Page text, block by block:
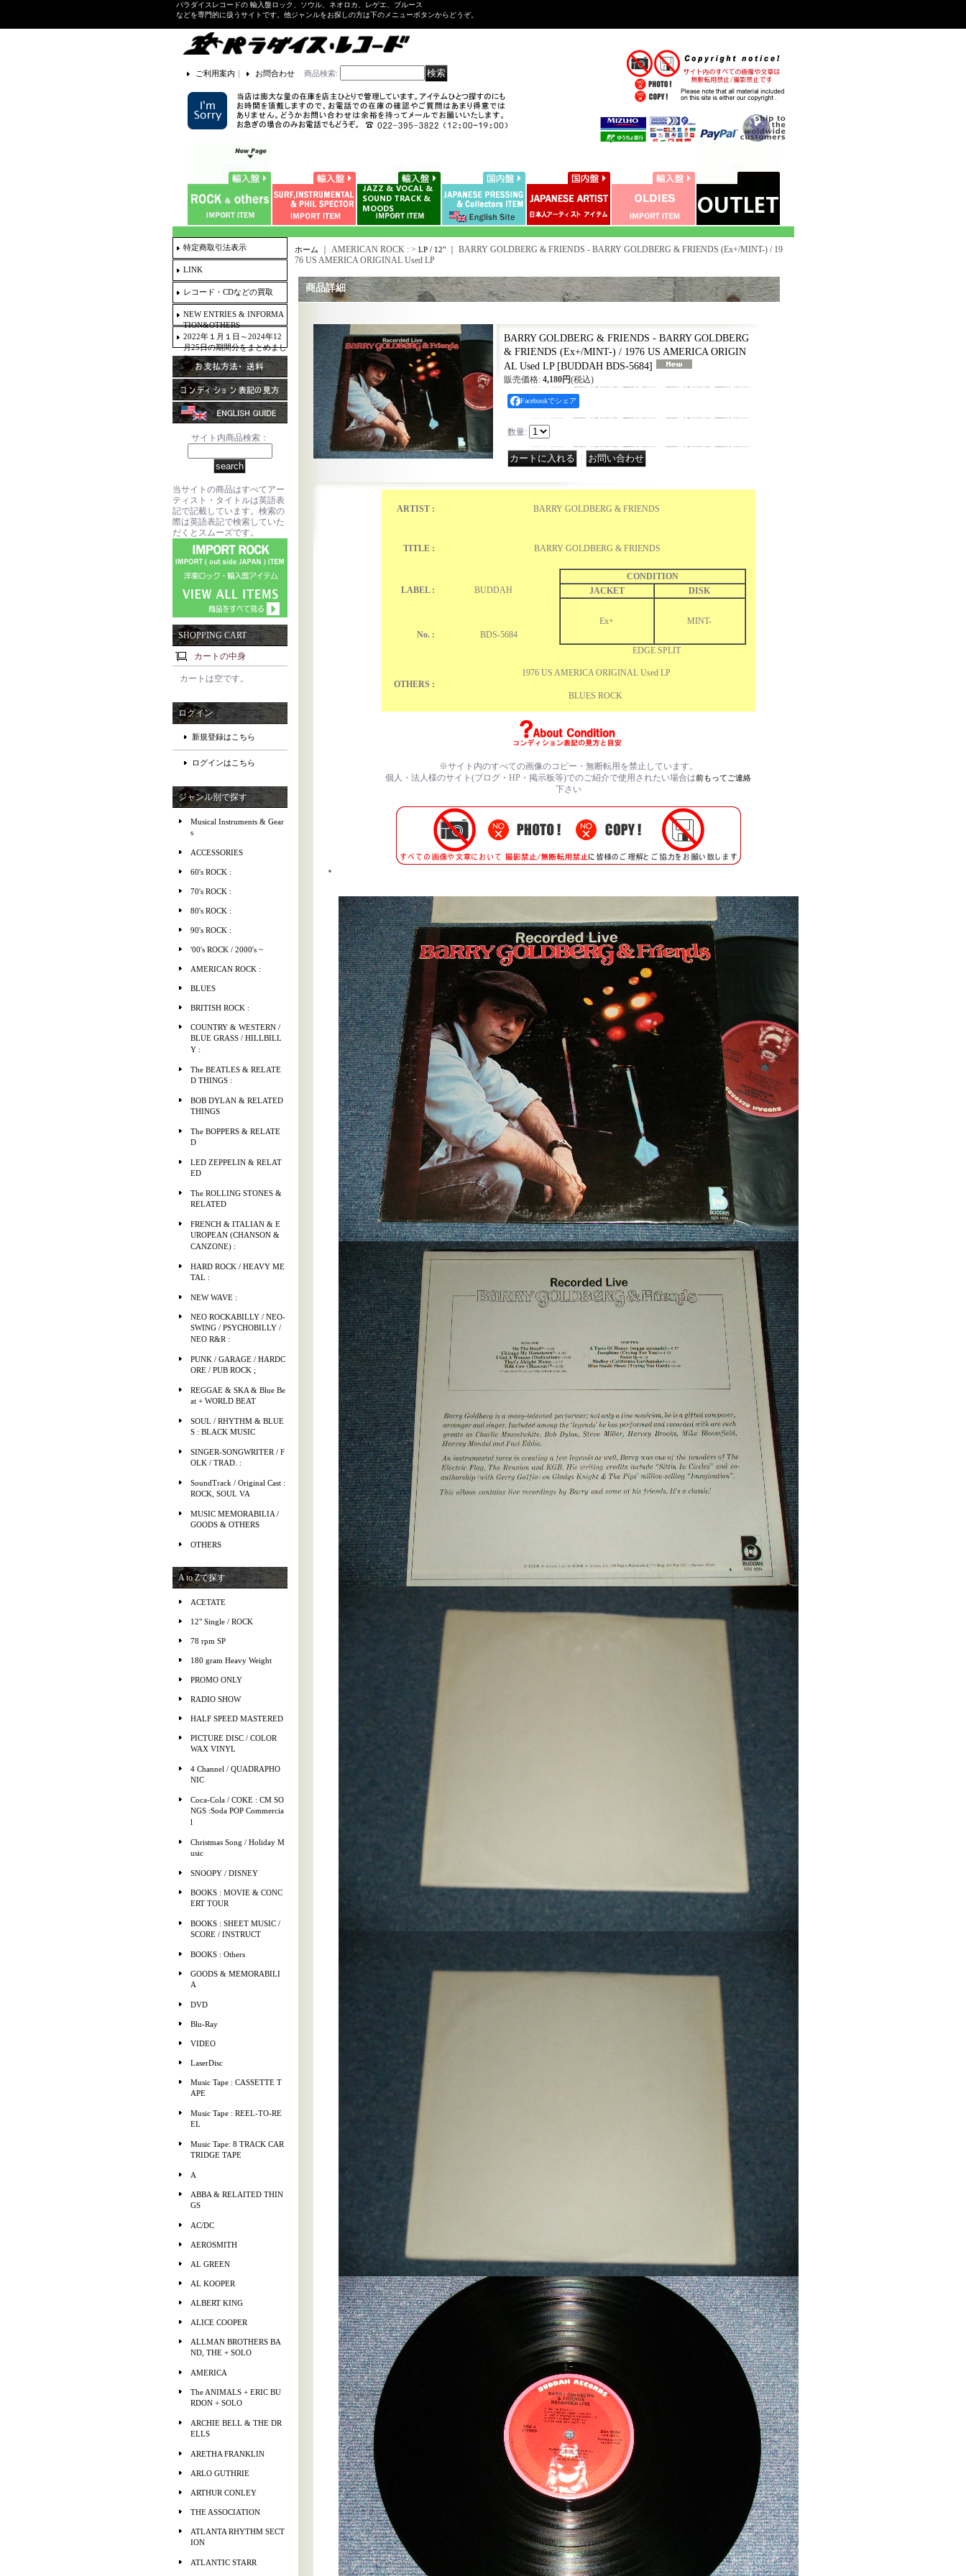
パラダイスレコードの 輸入盤ロック、ソウル、ネオロカ、レゲエ、ブルース
などを専門的に扱うサイトです。他ジャンルをお探しの方は下のメニューボタンからどうぞ。
ご利用案内 ｜ お問合わせ 商品検索:
特定商取引法表示
LINK
レコード・CDなどの買取
NEW ENTRIES & INFORMA
TION&OTHERS
2022年１月１日～2024年12
月25日の期間分をまとめまし
た。
サイト内商品検索：
当サイトの商品はすべてアー
ティスト・タイトルは英語表
記で記載しています。検索の
際は英語表記で検索していた
だくとスムーズです。
SHOPPING CART
カートの中身
カートは空です。
ログイン
新規登録はこちら
ログインはこちら
ジャンル別で探す
Musical Instruments & Gear
s
ACCESSORIES
60's ROCK :
70's ROCK :
80's ROCK :
90's ROCK :
'00's ROCK / 2000's ~
AMERICAN ROCK :
BLUES
BRITISH ROCK :
COUNTRY & WESTERN /
BLUE GRASS / HILLBILL
Y :
The BEATLES & RELATE
D THINGS :
BOB DYLAN & RELATED
THINGS
The BOPPERS & RELATE
D
LED ZEPPELIN & RELAT
ED
The ROLLING STONES &
RELATED
FRENCH & ITALIAN & E
UROPEAN (CHANSON &
CANZONE) :
HARD ROCK / HEAVY ME
TAL :
NEW WAVE :
NEO ROCKABILLY / NEO-
SWING / PSYCHOBILLY /
NEO R&R :
PUNK / GARAGE / HARDC
ORE / PUB ROCK ;
REGGAE & SKA & Blue Be
at + WORLD BEAT
SOUL / RHYTHM & BLUE
S : BLACK MUSIC
SINGER-SONGWRITER / F
OLK / TRAD. :
SoundTrack / Original Cast :
ROCK, SOUL VA
MUSIC MEMORABILIA /
GOODS & OTHERS
OTHERS
A to Zで探す
ACETATE
12" Single / ROCK
78 rpm SP
180 gram Heavy Weight
PROMO ONLY
RADIO SHOW
HALF SPEED MASTERED
PICTURE DISC / COLOR
WAX VINYL
4 Channel / QUADRAPHO
NIC
Coca-Cola / COKE : CM SO
NGS :Soda POP Commercia
l
Christmas Song / Holiday M
usic
SNOOPY / DISNEY
BOOKS : MOVIE & CONC
ERT TOUR
BOOKS : SHEET MUSIC /
SCORE / INSTRUCT
BOOKS : Others
GOODS & MEMORABILI
A
DVD
Blu-Ray
VIDEO
LaserDisc
Music Tape : CASSETTE T
APE
Music Tape : REEL-TO-RE
EL
Music Tape: 8 TRACK CAR
TRIDGE TAPE
A
ABBA & RELAITED THIN
GS
AC/DC
AEROSMITH
AL GREEN
AL KOOPER
ALBERT KING
ALICE COOPER
ALLMAN BROTHERS BA
ND, THE + SOLO
AMERICA
The ANIMALS + ERIC BU
RDON + SOLO
ARCHIE BELL & THE DR
ELLS
ARETHA FRANKLIN
ARLO GUTHRIE
ARTHUR CONLEY
THE ASSOCIATION
ATLANTA RHYTHM SECT
ION
ATLANTIC STARR
ホーム ｜ AMERICAN ROCK : > LP / 12"｜ BARRY GOLDBERG & FRIENDS - BARRY GOLDBERG & FRIENDS (Ex+/MINT-) / 19
76 US AMERICA ORIGINAL Used LP
商品詳細
BARRY GOLDBERG & FRIENDS - BARRY GOLDBERG
& FRIENDS (Ex+/MINT-) / 1976 US AMERICA ORIGIN
AL Used LP [BUDDAH BDS-5684]
販売価格: 4,180円(税込)
Facebookでシェア
数量:
ARTIST : BARRY GOLDBERG & FRIENDS
TITLE : BARRY GOLDBERG & FRIENDS
LABEL : BUDDAH
CONDITION
JACKET
DISK
Ex+ MINT-
EDGE SPLIT
No. : BDS-5684
OTHERS :
1976 US AMERICA ORIGINAL Used LP
BLUES ROCK
※サイト内のすべての画像のコピー・無断転用を禁止しています。
個人・法人様のサイト(ブログ・HP・掲示板等)でのご紹介で使用されたい場合は前もってご連絡
下さい